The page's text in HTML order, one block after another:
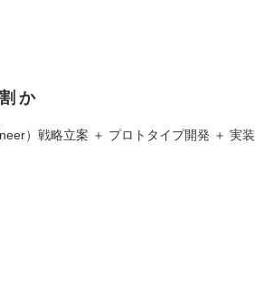
か
）戦略立案 ＋ プロトタイプ開発 ＋ 実装